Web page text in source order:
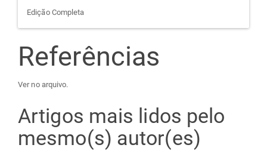
Edição Completa
Referências
Ver no arquivo.
Artigos mais lidos pelo
mesmo(s) autor(es)